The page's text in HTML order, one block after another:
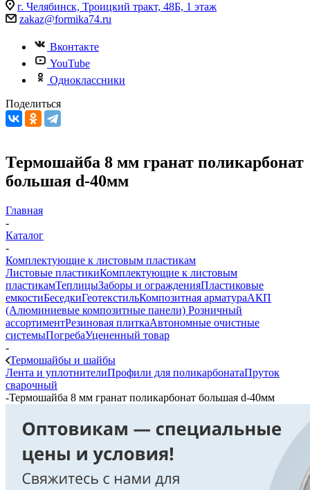
г. Челябинск, Троицкий тракт, 48Б, 1 этаж
zakaz@formika74.ru
Вконтакте
YouTube
Одноклассники
Поделиться
Термошайба 8 мм гранат поликарбонат
большая d-40мм
Главная
-
Каталог
-
Комплектующие к листовым пластикам
Листовые пластикиКомплектующие к листовым
пластикамТеплицыЗаборы и огражденияПластиковые
емкостиБеседкиГеотекстильКомпозитная арматураАКП
(Алюминиевые композитные панели) Розничный
ассортиментРезиновая плиткаАвтономные очистные
системыПогребаУцененный товар
-
Термошайбы и шайбы
Лента и уплотнителиПрофили для поликарбонатаПруток
сварочный
-Термошайба 8 мм гранат поликарбонат большая d-40мм